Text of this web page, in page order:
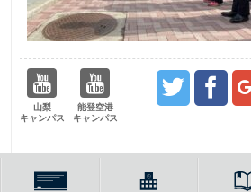
山梨
キャンパス
能登空港
キャンパス